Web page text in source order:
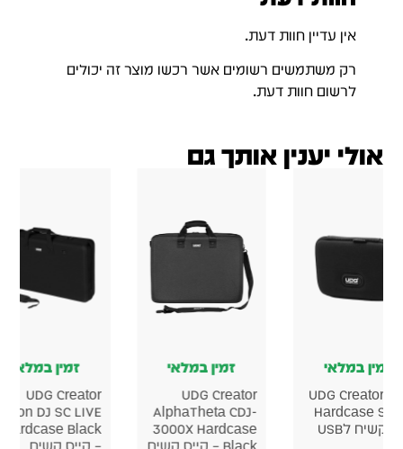
זמין במלאי
UDG Creator
Pioneer DJ RMX-
1000 Hardcase
זמין במלאי
UDG Creator Korg
Electribe /
Sampler
לא
Akai
MPC One+